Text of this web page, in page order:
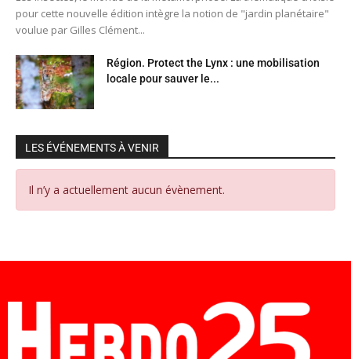
pour cette nouvelle édition intègre la notion de "jardin planétaire"
voulue par Gilles Clément...
Région. Protect the Lynx : une mobilisation
locale pour sauver le...
LES ÉVÉNEMENTS À VENIR
Il n’y a actuellement aucun évènement.